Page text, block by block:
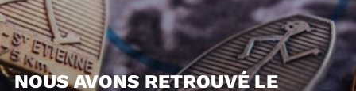
NOUS AVONS RETROUVÉ LE